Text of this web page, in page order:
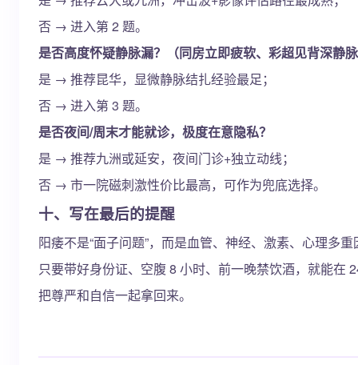
否 → 进入第 2 题。
是否高度怀疑静脉漏？（同房立即疲软、彩超见背深静
是 → 推荐昆华，显微静脉结扎经验最足；
否 → 进入第 3 题。
是否夜间/周末才能就诊，极度在意隐私？
是 → 推荐九洲或延安，夜间门诊+独立动线；
否 → 市一院磁刺激性价比最高，可作为兜底选择。
十、写在最后的提醒
阳痿不是“面子问题”，而是血管、神经、激素、心理多
只要带好身份证、空腹 8 小时、前一晚禁饮酒，就能在
把尊严和自信一起拿回来。